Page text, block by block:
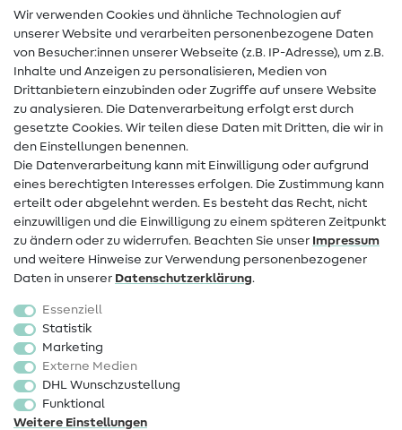
Nähanleitungen
Hilfe & Kontakt
Kontakt
Infos zum Betreiberwechsel
Widerrufsrecht
Beliebt
Stoffe
Sale
Schnittmuster
Wir verwenden Cookies und ähnliche Technologien auf
unserer Website und verarbeiten personenbezogene Daten
von Besucher:innen unserer Webseite (z.B. IP-Adresse), um z.B.
Inhalte und Anzeigen zu personalisieren, Medien von
Drittanbietern einzubinden oder Zugriffe auf unsere Website
zu analysieren. Die Datenverarbeitung erfolgt erst durch
gesetzte Cookies. Wir teilen diese Daten mit Dritten, die wir in
den Einstellungen benennen.
Die Datenverarbeitung kann mit Einwilligung oder aufgrund
eines berechtigten Interesses erfolgen. Die Zustimmung kann
erteilt oder abgelehnt werden. Es besteht das Recht, nicht
einzuwilligen und die Einwilligung zu einem späteren Zeitpunkt
zu ändern oder zu widerrufen. Beachten Sie unser Impressum
und weitere Hinweise zur Verwendung personenbezogener
Daten in unserer Daten­schutz­erklärung.
Essenziell
Statistik
Marketing
Externe Medien
DHL Wunschzustellung
Funktional
Weitere Einstellungen